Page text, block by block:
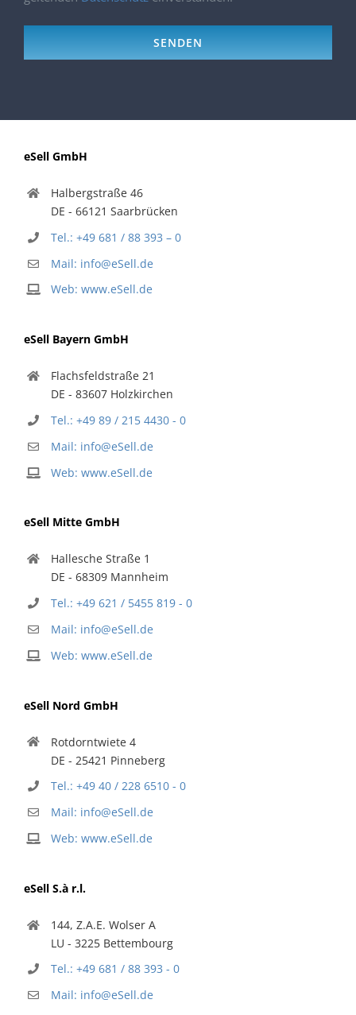
Bitte lasse dieses Feld leer.
eSell GmbH
Halbergstraße 46
DE - 66121 Saarbrücken
Tel.: +49 681 / 88 393 – 0
Mail: info@eSell.de
Web: www.eSell.de
eSell Bayern GmbH
Flachsfeldstraße 21
DE - 83607 Holzkirchen
Tel.: +49 89 / 215 4430 - 0
Mail: info@eSell.de
Web: www.eSell.de
eSell Mitte GmbH
Hallesche Straße 1
DE - 68309 Mannheim
Tel.: +49 621 / 5455 819 - 0
Mail: info@eSell.de
Web: www.eSell.de
eSell Nord GmbH
Rotdorntwiete 4
DE - 25421 Pinneberg
Tel.: +49 40 / 228 6510 - 0
Mail: info@eSell.de
Web: www.eSell.de
eSell S.à r.l.
144, Z.A.E. Wolser A
LU - 3225 Bettembourg
Tel.: +49 681 / 88 393 - 0
Mail: info@eSell.de